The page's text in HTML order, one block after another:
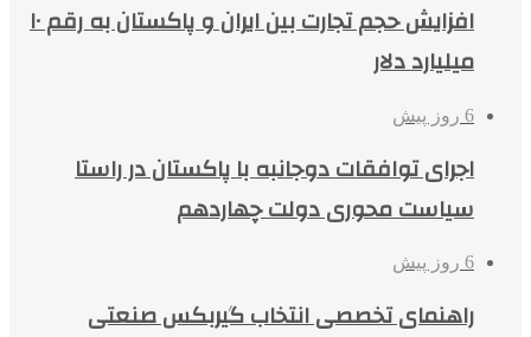
افزایش حجم تجارت بین ایران و پاکستان به رقم ۱۰
میلیارد دلار
6 روز پیش
اجرای توافقات دوجانبه با پاکستان در راستا
سیاست محوری دولت چهاردهم
6 روز پیش
راهنمای تخصصی انتخاب گیربکس صنعتی